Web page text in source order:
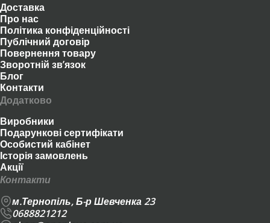
Доставка
Про нас
Політика конфіденційності
Публічний договір
Повернення товару
Зворотній зв’язок
Блог
Контакти
Додатково
Виробники
Подарункові сертифікати
Особистий кабінет
Історія замовлень
Акції
Контакти
м.Тернопіль, Б-р Шевченка 23
0688821212